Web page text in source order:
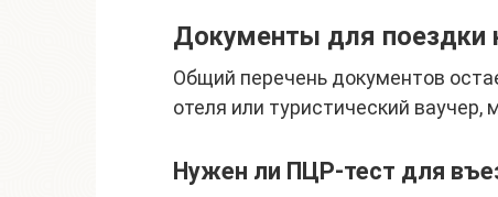
Документы для поездки
Общий перечень документов
отеля или туристический ваучер,
Нужен ли ПЦР-тест для